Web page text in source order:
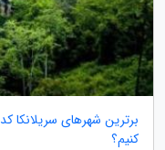
برترین شهرهای سریلانکا
کنیم؟